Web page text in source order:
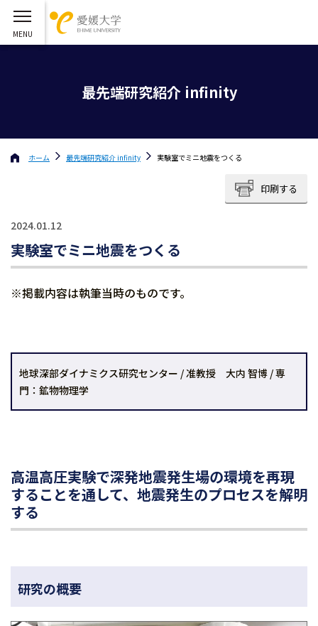
最先端研究紹介 infinity
ホーム 最先端研究紹介 infinity 実験室でミニ地震をつくる
印刷する
2024.01.12
実験室でミニ地震をつくる
※掲載内容は執筆当時のものです。
地球深部ダイナミクス研究センター / 准教授 大内 智博 / 専
門：鉱物物理学
高温高圧実験で深発地震発生場の環境を再現
することを通して、地震発生のプロセスを解明
する
研究の概要